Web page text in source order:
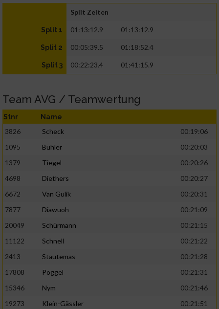
Split Zeiten
Split 1 01:13:12.9 01:13:12.9
Split 2 00:05:39.5 01:18:52.4
Split 3 00:22:23.4 01:41:15.9
Team AVG / Teamwertung
Stnr Name
3826 Scheck
00:19:06
1095
Bühler
00:20:03
1379
Tiegel
00:20:26
4698
Diethers
00:20:27
6672
Van Gulik
00:20:31
7877
Diawuoh
00:21:09
20049
Schürmann
00:21:15
11122
Schnell
00:21:22
2413
Stautemas
00:21:28
17808
Poggel
00:21:31
15346
Nym
00:21:46
19273
Klein-Gässler
00:21:51